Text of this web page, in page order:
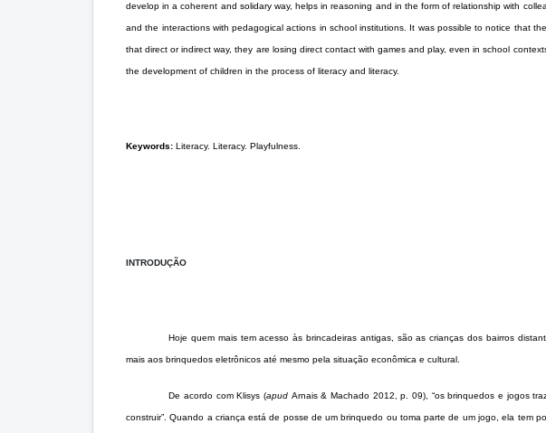
develop in a coherent and solidary way, helps in reasoning and in the form of relationship with
and the interactions with pedagogical actions in school institutions. It was possible to notice that
that direct or indirect way, they are losing direct contact with games and play, even in school
the development of children in the process of literacy and literacy.
Keywords: Literacy. Literacy. Playfulness.
INTRODUÇÃO
Hoje quem mais tem acesso às brincadeiras antigas, são as crianças dos bairros
mais aos brinquedos eletrônicos até mesmo pela situação econômica e cultural.
De acordo com Klisys (apud Arnais & Machado 2012, p. 09), “os brinquedos e jogos
construir”. Quando a criança está de posse de um brinquedo ou toma parte de um jogo, ela tem